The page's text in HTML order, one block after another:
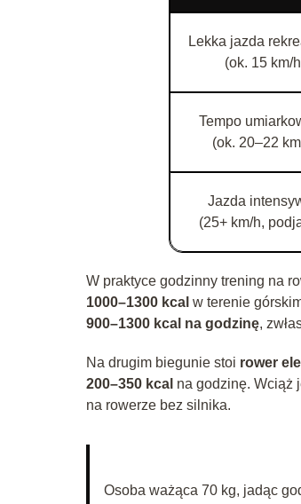
Lekka jazda
(ok. 15 km/
Tempo
(ok. 20–22
Jazda
(25+ km/h,
W praktyce godzinny trening na
1000–1300 kcal w terenie
900–1300 kcal na godzinę,
Na drugim biegunie stoi rower
200–350 kcal na godzinę. Wciąż
na rowerze bez silnika.
Osoba ważąca 70 kg, jadąc